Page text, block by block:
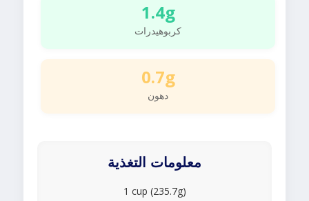
1.4g
كربوهيدرات
0.7g
دهون
معلومات التغذية
1 cup (235.7g)